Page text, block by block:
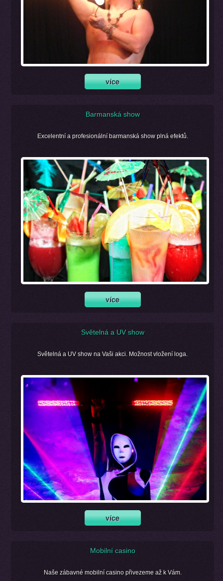
Barmanská show
Excelentní a profesionální barmanská show plná efektů.
Světelná a UV show
Světelná a UV show na Vaši akci. Možnost vložení loga.
Mobilní casino
Naše zábavné mobilní casino přivezeme až k Vám.